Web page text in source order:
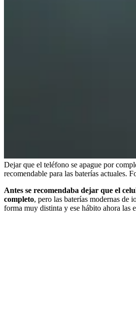
Dejar que el teléfono se apague por
recomendable para las baterías actuales.
Antes se recomendaba dejar que el
completo, pero las baterías modernas de
forma muy distinta y ese hábito ahora las